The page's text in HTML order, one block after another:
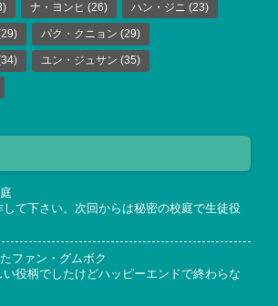
ナ・ヨンヒ (26) ハン・ジニ (23)
パク・クニョン (29)
ユン・ジュサン (35)
して下さい。次回からは秘密の校庭で生徒役
ファン・グムボク
役柄でしたけどハッピーエンドで終わらな